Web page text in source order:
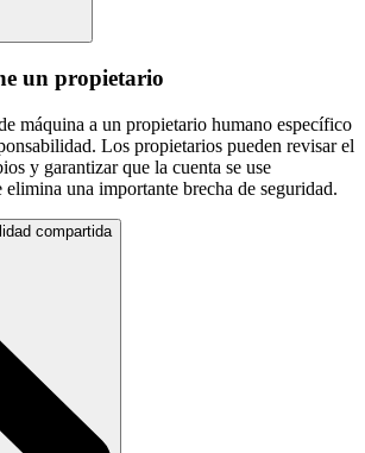
un propietario
máquina a un propietario humano específico
Los propietarios pueden revisar el
y garantizar que la cuenta se use
elimina una importante brecha de seguridad.
compartida